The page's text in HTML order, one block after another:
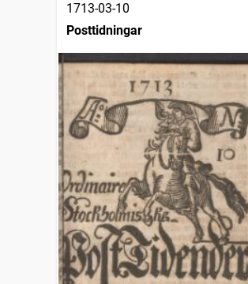
1713-03-10
Posttidningar